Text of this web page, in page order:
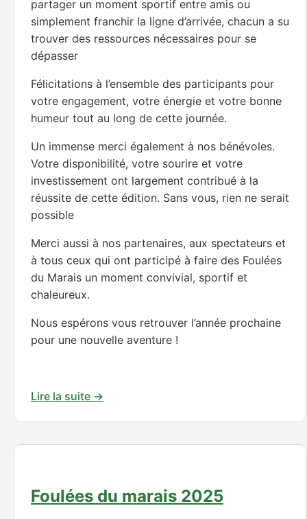
partager un moment sportif entre amis ou
simplement franchir la ligne d’arrivée, chacun a su
trouver des ressources nécessaires pour se
dépasser
Félicitations à l’ensemble des participants pour
votre engagement, votre énergie et votre bonne
humeur tout au long de cette journée.
Un immense merci également à nos bénévoles.
Votre disponibilité, votre sourire et votre
investissement ont largement contribué à la
réussite de cette édition. Sans vous, rien ne serait
possible
Merci aussi à nos partenaires, aux spectateurs et
à tous ceux qui ont participé à faire des Foulées
du Marais un moment convivial, sportif et
chaleureux.
Nous espérons vous retrouver l’année prochaine
pour une nouvelle aventure !
Lire la suite →
Foulées du marais 2025